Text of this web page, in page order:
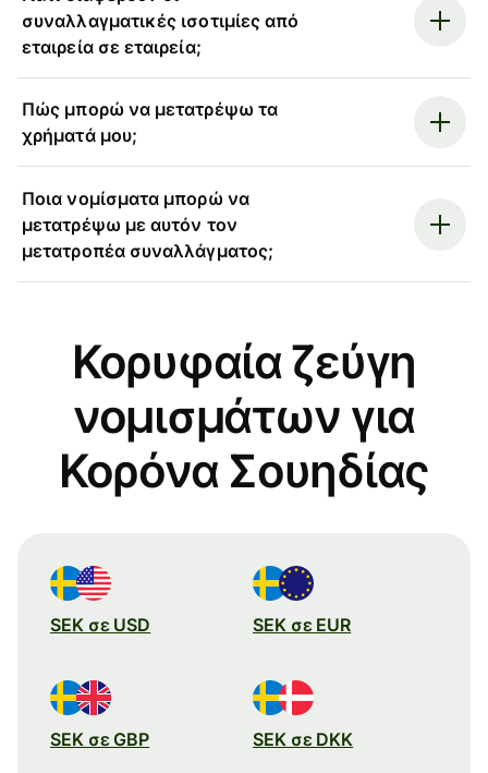
συναλλαγματικές ισοτιμίες από
εταιρεία σε εταιρεία;
Πώς μπορώ να μετατρέψω τα
χρήματά μου;
Ποια νομίσματα μπορώ να
μετατρέψω με αυτόν τον
μετατροπέα συναλλάγματος;
Κορυφαία ζεύγη
νομισμάτων για
Κορόνα Σουηδίας
SEK σε USD SEK σε EUR
SEK σε GBP SEK σε DKK